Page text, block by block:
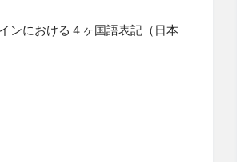
ンにおける４ヶ国語表記（日本